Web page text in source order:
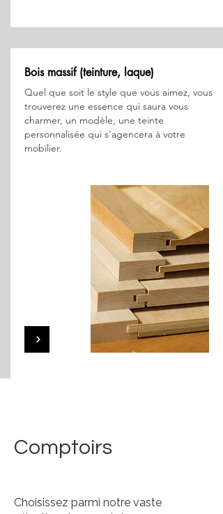
Bois massif (teinture, laque)
Quel que soit le style que vous aimez, vous
trouverez une essence qui saura vous
charmer, un modèle, une teinte
personnalisée qui s'agencera à votre
mobilier.
Comptoirs
Choisissez parmi notre vaste